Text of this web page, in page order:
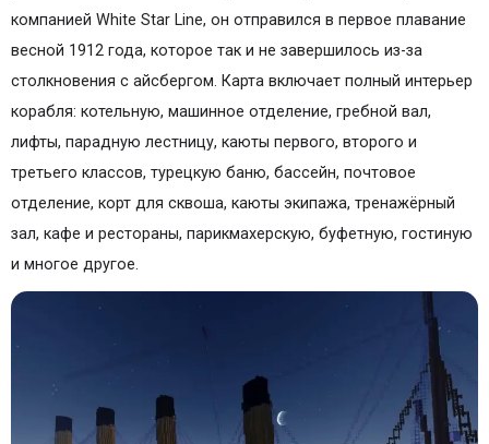
компанией White Star Line, он отправился в первое плавание
весной 1912 года, которое так и не завершилось из-за
столкновения с айсбергом. Карта включает полный интерьер
корабля: котельную, машинное отделение, гребной вал,
лифты, парадную лестницу, каюты первого, второго и
третьего классов, турецкую баню, бассейн, почтовое
отделение, корт для сквоша, каюты экипажа, тренажёрный
зал, кафе и рестораны, парикмахерскую, буфетную, гостиную
и многое другое.